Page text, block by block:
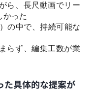
ら、長尺動画でリー
かった
の中で、持続可能な
らず、編集工数が業
た具体的な提案が